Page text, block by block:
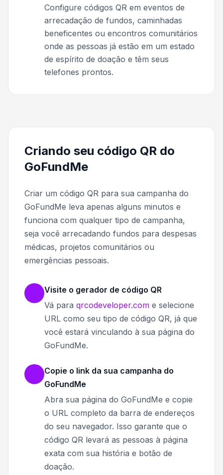
Configure códigos QR em eventos de
arrecadação de fundos, caminhadas
beneficentes ou encontros comunitários
onde as pessoas já estão em um estado
de espírito de doação e têm seus
telefones prontos.
Criando seu código QR do
GoFundMe
Criar um código QR para sua campanha do
GoFundMe leva apenas alguns minutos e
funciona com qualquer tipo de campanha,
seja você arrecadando fundos para despesas
médicas, projetos comunitários ou
emergências pessoais.
Visite o gerador de código QR
Vá para qrcodeveloper.com e selecione
URL como seu tipo de código QR, já que
você estará vinculando à sua página do
GoFundMe.
Copie o link da sua campanha do
GoFundMe
Abra sua página do GoFundMe e copie
o URL completo da barra de endereços
do seu navegador. Isso garante que o
código QR levará as pessoas à página
exata com sua história e botão de
doação.